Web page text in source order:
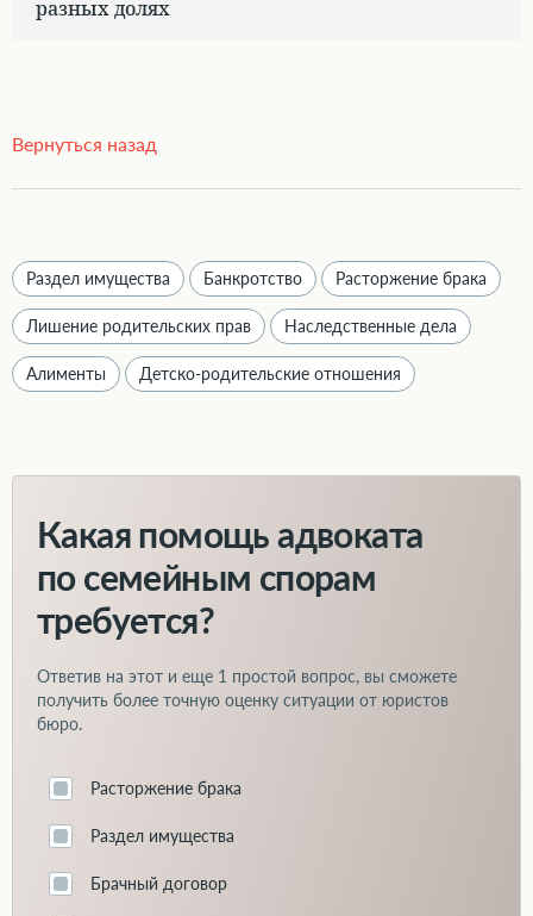
разных долях
Вернуться назад
Раздел имущества Банкротство Расторжение брака
Лишение родительских прав Наследственные дела
Алименты Детско-родительские отношения
Какая помощь адвоката
по семейным спорам
требуется?
Ответив на этот и еще 1 простой вопрос, вы сможете
получить более точную оценку ситуации от юристов
бюро.
Расторжение брака
Раздел имущества
Брачный договор